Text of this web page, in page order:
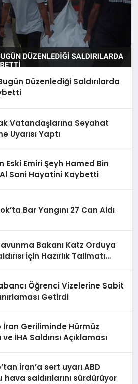
Düzenlediği Saldırılarda
Vatandaşlarına Seyahat
Uyarısı Yaptı
Eski Emiri Şeyh Hamed Bin
Sani Hayatini Kaybetti
Bar Yangını 27 Can Aldı
Bakanı Katz Orduya
İçin Hazırlık Talimatı
Öğrenci Vizelerine Sabit
Getirdi
İran Geriliminde Hürmüz
ve İHA Saldırısı Açıklaması
İran’a sert uyarı ABD
hava saldırılarını sürdürüyor